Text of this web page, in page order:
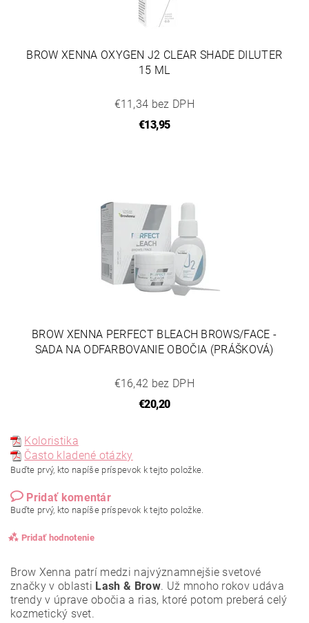
BROW XENNA OXYGEN J2 CLEAR SHADE DILUTER
15 ML
€11,34 bez DPH
€13,95
BROW XENNA PERFECT BLEACH BROWS/FACE -
SADA NA ODFARBOVANIE OBOČIA (PRÁŠKOVÁ)
€16,42 bez DPH
€20,20
Koloristika
Často kladené otázky
Buďte prvý, kto napíše príspevok k tejto položke.
Pridať komentár
Buďte prvý, kto napíše príspevok k tejto položke.
Pridať hodnotenie
Brow Xenna patrí medzi najvýznamnejšie svetové
značky v oblasti Lash & Brow. Už mnoho rokov udáva
trendy v úprave obočia a rias, ktoré potom preberá celý
kozmetický svet.